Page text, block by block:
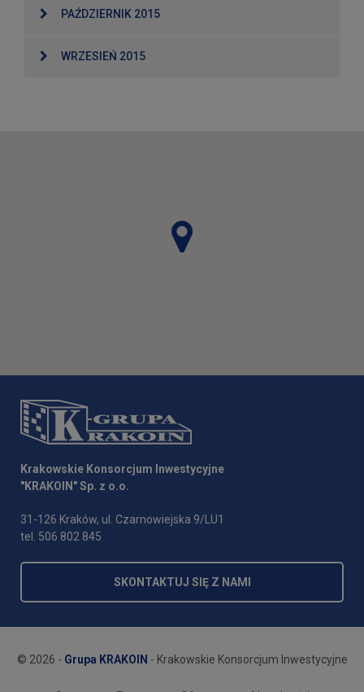
PAŹDZIERNIK 2015
WRZESIEŃ 2015
Krakowskie Konsorcjum Inwestycyjne
"KRAKOIN" Sp. z o.o.
31-126 Kraków, ul. Czarnowiejska 9/LU1
tel. 506 802 845
SKONTAKTUJ SIĘ Z NAMI
© 2026 - Grupa KRAKOIN - Krakowskie Konsorcjum Inwestycyjne